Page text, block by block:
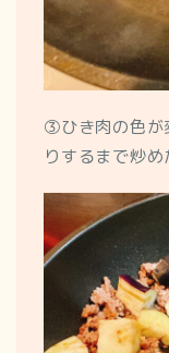
③ひき肉の色が
りするまで炒